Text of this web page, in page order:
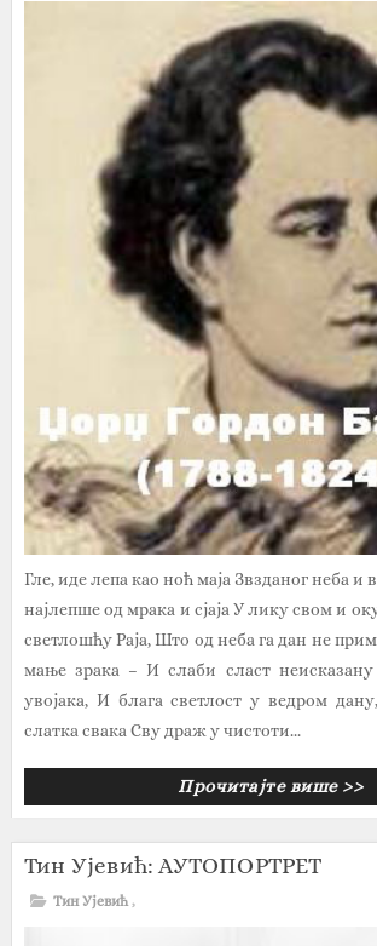
Гле, иде лепа као ноћ маја Звзданог неба и
најлепше од мрака и сјаја У лику свом и
светлошћу Раја, Што од неба га дан не
мање зрака – И слаби сласт
увојака, И блага светлост у ведром
слатка свака Сву драж у чистоти...
Прочитајте више >>
Тин Ујевић: АУТОПОРТРЕТ
Тин Ујевић ,